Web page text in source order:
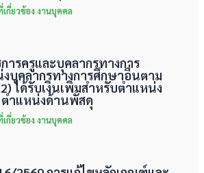
กี่ยวข้อง งานบุคคล
ารครูและบุคลากรทางการ
บุคลากรทางการศึกษาอื่นตาม
ได้รับเงินเพิ่มสำหรับตำแหน่ง
ำแหน่งด้านพัสดุ
กี่ยวข้อง งานบุคคล